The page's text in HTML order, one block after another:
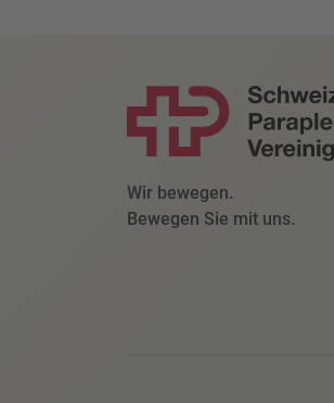
Wir bewegen.
Bewegen Sie mit uns.